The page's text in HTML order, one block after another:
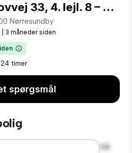
1 værelses – Skovvej 33, 4. lejl. 8 – 9400 Nørresundby
Nørresundby
3 måneder siden
timer
spørgsmål
på Skovvej 33, 4. lejl.